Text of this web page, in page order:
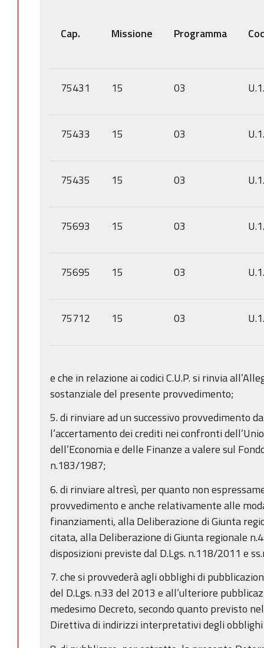
Cap. Missione Programma
75431 15 03
75433 15 03
75435 15 03
75693 15 03
75695 15 03
75712 15 03
e che in relazione ai codici C.U.P. si rinvia
sostanziale del presente provvedimento;
5. di rinviare ad un successivo provvedimento
l’accertamento dei crediti nei confronti
dell’Economia e delle Finanze a valere sul
n.183/1987;
6. di rinviare altresì, per quanto non
provvedimento e anche relativamente alle
finanziamenti, alla Deliberazione di Giunta
citata, alla Deliberazione di Giunta regionale
disposizioni previste dal D.Lgs. n.118/2011 e
7. che si provvederà agli obblighi di
del D.Lgs. n.33 del 2013 e all’ulteriore
medesimo Decreto, secondo quanto previsto
Direttiva di indirizzi interpretativi degli